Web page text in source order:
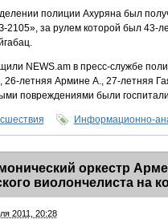
полиции Ахуряна был
2105», за рулем которой был 43-
NEWS.am в пресс-службе
26-летняя Армине А., 27-летняя
повреждениями были
Информационно-
оркестр
виолончелиста на
2011, 20:28